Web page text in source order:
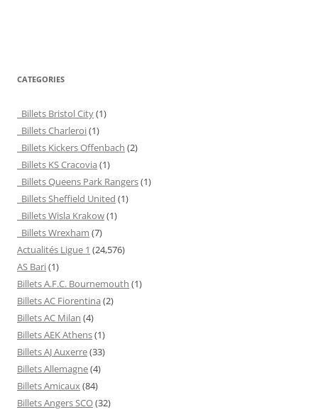
CATEGORIES
Billets Bristol City(1)
Billets Charleroi(1)
Billets Kickers Offenbach (2)
Billets KS Cracovia (1)
Billets Queens Park Rangers(1)
Billets Sheffield United (1)
Billets Wisla Krakow(1)
Billets Wrexham (7)
Actualités Ligue 1 (24,576)
AS Bari(1)
Billets A.F.C. Bournemouth (1)
Billets AC Fiorentina (2)
Billets AC Milan (4)
Billets AEK Athens(1)
Billets AJ Auxerre(33)
Billets Allemagne(4)
Billets Amicaux(84)
Billets Angers SCO(32)